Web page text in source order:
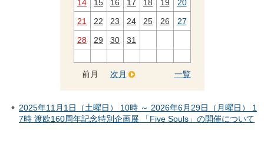
14
15 16 17 18 19
20
21
22 23 24 25 26
27
28
29 30 31
前月 一覧
次月
2025年11月1日（土曜日） 10時 ～ 2026年6月29日（月曜日） 1
7時 渡欧160周年記念特別企画展 「Five Souls」の開催について